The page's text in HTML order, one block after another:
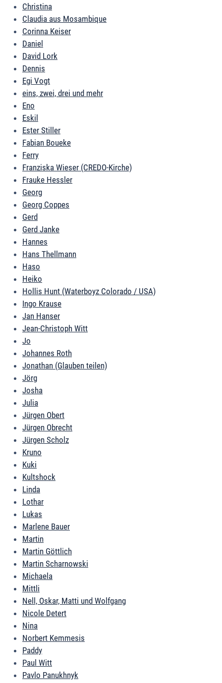
Christina
Claudia aus Mosambique
Corinna Keiser
Daniel
David Lork
Dennis
Egi Vogt
eins, zwei, drei und mehr
Eno
Eskil
Ester Stiller
Fabian Boueke
Ferry
Franziska Wieser (CREDO-Kirche)
Frauke Hessler
Georg
Georg Coppes
Gerd
Gerd Janke
Hannes
Hans Thellmann
Haso
Heiko
Hollis Hunt (Waterboyz Colorado / USA)
Ingo Krause
Jan Hanser
Jean-Christoph Witt
Jo
Johannes Roth
Jonathan (Glauben teilen)
Jörg
Josha
Julia
Jürgen Obert
Jürgen Obrecht
Jürgen Scholz
Kruno
Kuki
Kultshock
Linda
Lothar
Lukas
Marlene Bauer
Martin
Martin Göttlich
Martin Scharnowski
Michaela
Mittli
Nell, Oskar, Matti und Wolfgang
Nicole Detert
Nina
Norbert Kemmesis
Paddy
Paul Witt
Pavlo Panukhnyk